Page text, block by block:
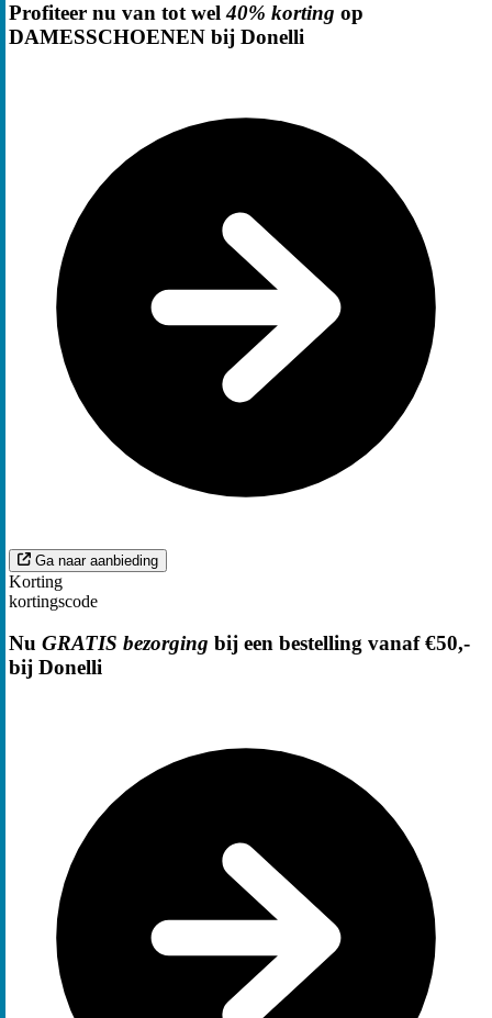
Profiteer nu van tot wel40% korting op
DAMESSCHOENEN bij Donelli
Ga naar aanbieding
Korting
kortingscode
Nu GRATIS bezorging bij een bestelling vanaf €50,-
bij Donelli